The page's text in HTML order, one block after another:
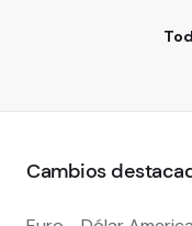
Cambios